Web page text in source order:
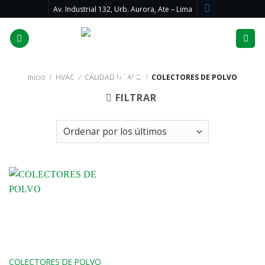
to
content
Av. Industrial 132, Urb. Aurora, Ate – Lima
Inicio / HVAC / CALIDAD DE AIRE / COLECTORES DE POLVO
FILTRAR
COLECTORES DE POLVO